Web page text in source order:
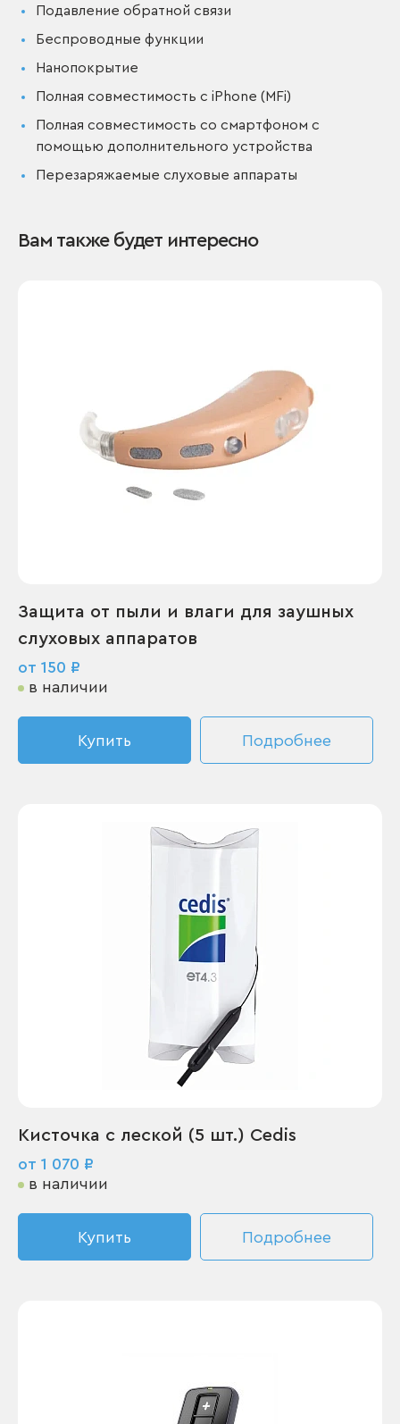
Подавление обратной связи
Беспроводные функции
Нанопокрытие
Полная совместимость с iPhone (MFi)
Полная совместимость со смартфоном с
помощью дополнительного устройства
Перезаряжаемые слуховые аппараты
Вам также будет интересно
Защита от пыли и влаги для заушных
слуховых аппаратов
от 150 ₽
в наличии
Купить Подробнее
Кисточка с леской (5 шт.) Cedis
от 1 070 ₽
в наличии
Купить Подробнее